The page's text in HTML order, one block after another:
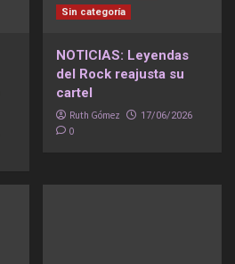
Sin categoría
NOTICIAS: Leyendas
del Rock reajusta su
cartel
Ruth Gómez 17/06/2026
0